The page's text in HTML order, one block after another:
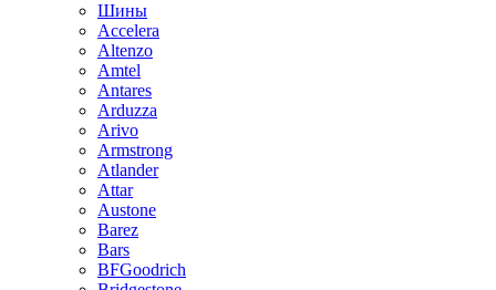
Шины
Accelera
Altenzo
Amtel
Antares
Arduzza
Arivo
Armstrong
Atlander
Attar
Austone
Barez
Bars
BFGoodrich